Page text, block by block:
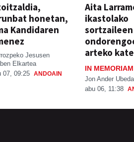
honetan,
Kandidaren
Jesusen
Elkartea
07, 09:25 ANDOAIN
Aita
ikastolako
arteko
IN MEMORIAM
Jon Ander Ubeda
abu 06, 11:38